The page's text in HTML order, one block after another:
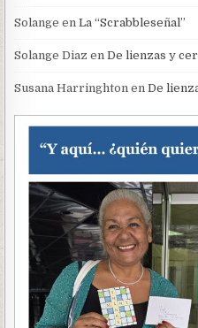
Solange enLa “Scrabbleseñal”
Solange Diaz enDe lienzas y
Susana Harringhton enDe